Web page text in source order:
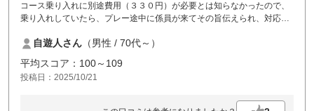
コース乗り入れに別途費用（３３０円）が必要とは知らなかったので、
乗り入れしていたら、プレー途中に係員が来てその旨伝えられ、対応し
との事。このような面倒なことをしないで、すべて乗り入れの価格で設
定しておいて欲しい。
雨天等々で乗り入れ不可の時はそ寺で対応して貰うようにすべきではな
いか。
自遊人さん （男性 / 70代～）
平均スコア：100～109
投稿日：2025/10/21